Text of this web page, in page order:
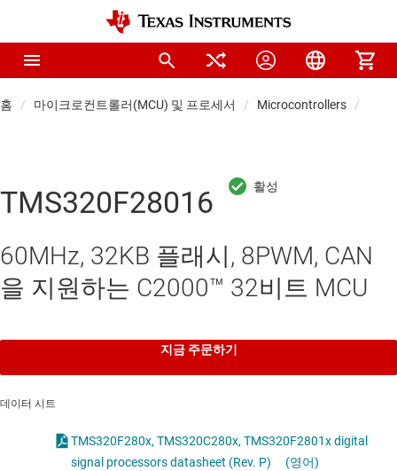
홈 마이크로컨트롤러(MCU) 및 프로세서 Microcontrollers
TMS320F28016
60MHz, 32KB 플래시, 8PWM, CAN
을 지원하는 C2000™ 32비트 MCU
지금 주문하기
데이터 시트
TMS320F280x, TMS320C280x, TMS320F2801x digital
signal processors datasheet (Rev. P)
(영어)